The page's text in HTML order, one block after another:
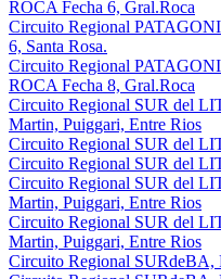
ROCA Fecha 6, Gral.Roca
Circuito Regional
6, Santa Rosa.
Circuito Regional
ROCA Fecha 8, Gral.Roca
Circuito Regional SUR del
Martin, Puiggari, Entre Rios
Circuito Regional SUR del
Circuito Regional SUR del
Circuito Regional SUR del
Martin, Puiggari, Entre Rios
Circuito Regional SUR del
Martin, Puiggari, Entre Rios
Circuito Regional SURdeBA,